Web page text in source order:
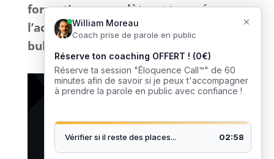
formationscomplètesettournéesvers
l’actionsans bla-bla inutile et
bullshit